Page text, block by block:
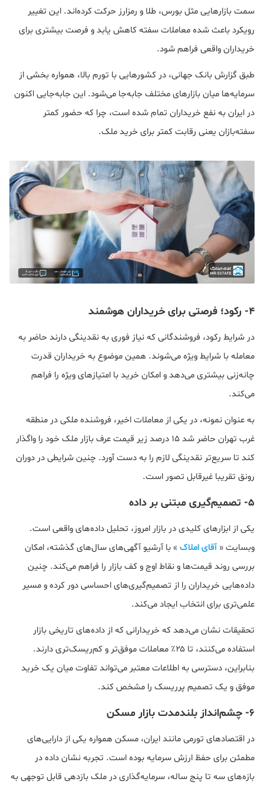
سمت بازارهایی مثل بورس، طلا و رمزارز حرکت کرده‌اند. این تغییر
رویکرد باعث شده معاملات سفته‌ کاهش یابد و فرصت بیشتری برای
خریداران واقعی فراهم شود.
طبق گزارش بانک جهانی، در کشورهایی با تورم بالا، همواره بخشی از
سرمایه‌ها میان بازارهای مختلف جابه‌جا می‌شود. این جابه‌جایی اکنون
در ایران به نفع خریداران تمام شده است، چرا که حضور کمتر
سفته‌بازان یعنی رقابت کمتر برای خرید ملک.
4- رکود؛ فرصتی برای خریداران هوشمند
در شرایط رکود، فروشندگانی که نیاز فوری به نقدینگی دارند حاضر به
معامله با شرایط ویژه می‌شوند. همین موضوع به خریداران قدرت
چانه‌زنی بیشتری می‌دهد و امکان خرید با امتیازهای ویژه را فراهم
می‌کند.
به عنوان نمونه، در یکی از معاملات اخیر، فروشنده ملکی در منطقه
غرب تهران حاضر شد ۱۵ درصد زیر قیمت عرف بازار ملک خود را واگذار
کند تا سریع‌تر نقدینگی لازم را به دست آورد. چنین شرایطی در دوران
رونق تقریبا غیرقابل تصور است.
5- تصمیم‌گیری مبتنی بر داده
یکی از ابزارهای کلیدی در بازار امروز، تحلیل داده‌های واقعی است.
وبسایت « آقای املاک » با آرشیو آگهی‌های سال‌های گذشته، امکان
بررسی روند قیمت‌ها و نقاط اوج و کف بازار را فراهم می‌کند. چنین
داده‌هایی خریداران را از تصمیم‌گیری‌های احساسی دور کرده و مسیر
علمی‌تری برای انتخاب ایجاد می‌کند.
تحقیقات نشان می‌دهد که خریدارانی که از داده‌های تاریخی بازار
استفاده می‌کنند، تا ۲۵٪ معاملات موفق‌تر و کم‌ریسک‌تری دارند.
بنابراین، دسترسی به اطلاعات معتبر می‌تواند تفاوت میان یک خرید
موفق و یک تصمیم پرریسک را مشخص کند.
6- چشم‌انداز بلندمدت بازار مسکن
در اقتصادهای تورمی مانند ایران، مسکن همواره یکی از دارایی‌های
مطمئن برای حفظ ارزش سرمایه بوده است. تجربه نشان داده در
بازه‌های سه تا پنج ساله، سرمایه‌گذاری در ملک بازدهی قابل توجهی به